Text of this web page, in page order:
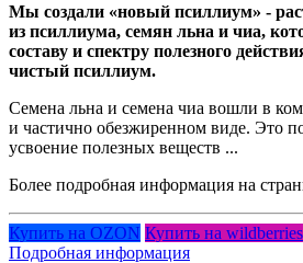
Мы создали «новый псиллиум» -
из псиллиума, семян льна и чиа,
составу и спектру полезного
чистый псиллиум.
Семена льна и семена чиа вошли в
и частично обезжиренном виде. Это
усвоение полезных веществ ...
Более подробная информация на
Купить на OZON Купить на wildberries
Подробная информация